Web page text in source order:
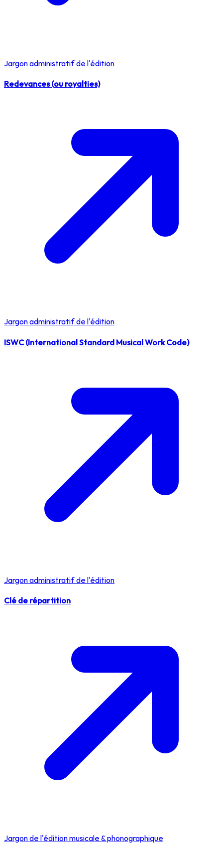
Jargon administratif de l'édition
Redevances (ou royalties)
Jargon administratif de l'édition
ISWC (International Standard Musical Work Code)
Jargon administratif de l'édition
Clé de répartition
Jargon de l'édition musicale & phonographique